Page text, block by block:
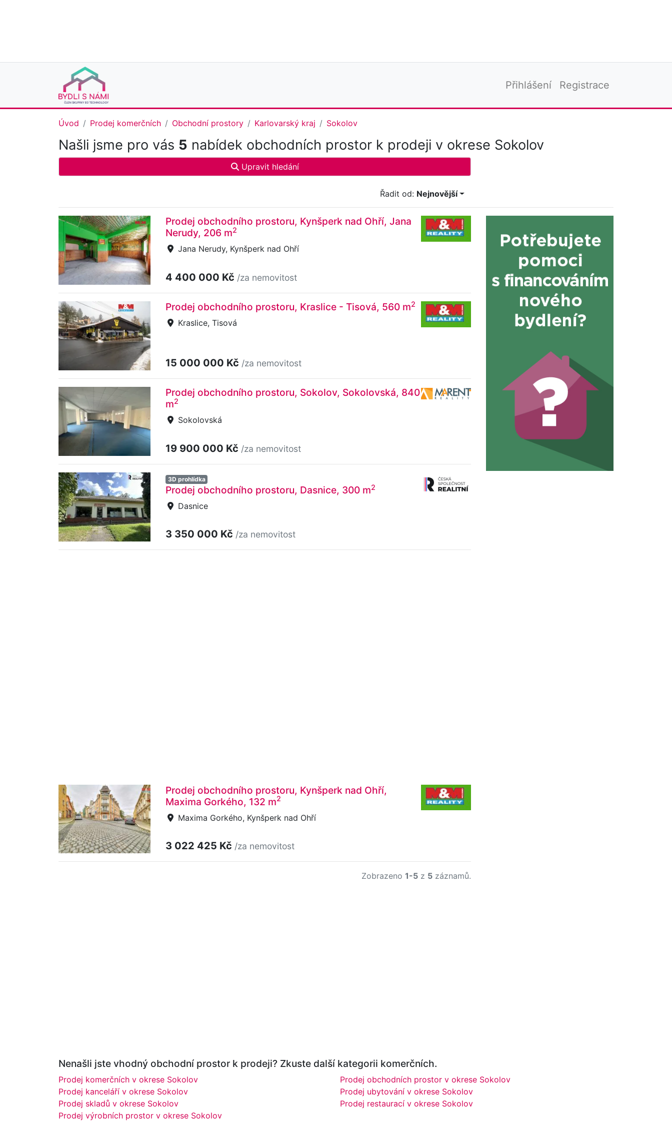
Přihlášení Registrace
Úvod Prodej komerčních Obchodní prostory Karlovarský kraj Sokolov
Našli jsme pro vás 5 nabídek obchodních prostor k prodeji v okrese Sokolov
Upravit hledání
Řadit od: Nejnovější
Prodej obchodního prostoru, Kynšperk nad Ohří, Jana
Nerudy, 206 m2
Jana Nerudy, Kynšperk nad Ohří
4 400 000 Kč /za nemovitost
Prodej obchodního prostoru, Kraslice - Tisová, 560 m2
Kraslice, Tisová
15 000 000 Kč /za nemovitost
Prodej obchodního prostoru, Sokolov, Sokolovská, 840
m2
Sokolovská
19 900 000 Kč /za nemovitost
3D prohlídka
Prodej obchodního prostoru, Dasnice, 300 m2
Dasnice
3 350 000 Kč /za nemovitost
Prodej obchodního prostoru, Kynšperk nad Ohří,
Maxima Gorkého, 132 m2
Maxima Gorkého, Kynšperk nad Ohří
3 022 425 Kč /za nemovitost
Zobrazeno 1-5 z 5 záznamů.
Nenašli jste vhodný obchodní prostor k prodeji? Zkuste další kategorii komerčních.
Prodej komerčních v okrese Sokolov
Prodej kanceláří v okrese Sokolov
Prodej skladů v okrese Sokolov
Prodej výrobních prostor v okrese Sokolov
Prodej obchodních prostor v okrese Sokolov
Prodej ubytování v okrese Sokolov
Prodej restaurací v okrese Sokolov